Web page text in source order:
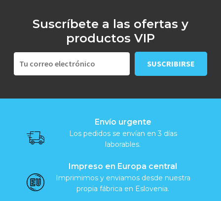
Suscríbete a las ofertas y
productos VIP
Envío urgente
Los pedidos se envían en 3 días
laborables.
Impreso en Europa central
Imprimimos y enviamos desde nuestra
propia fábrica en Eslovenia.